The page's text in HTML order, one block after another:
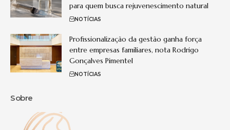
para quem busca rejuvenescimento natural
NOTÍCIAS
Profissionalização da gestão ganha força
entre empresas familiares, nota Rodrigo
Gonçalves Pimentel
NOTÍCIAS
Sobre